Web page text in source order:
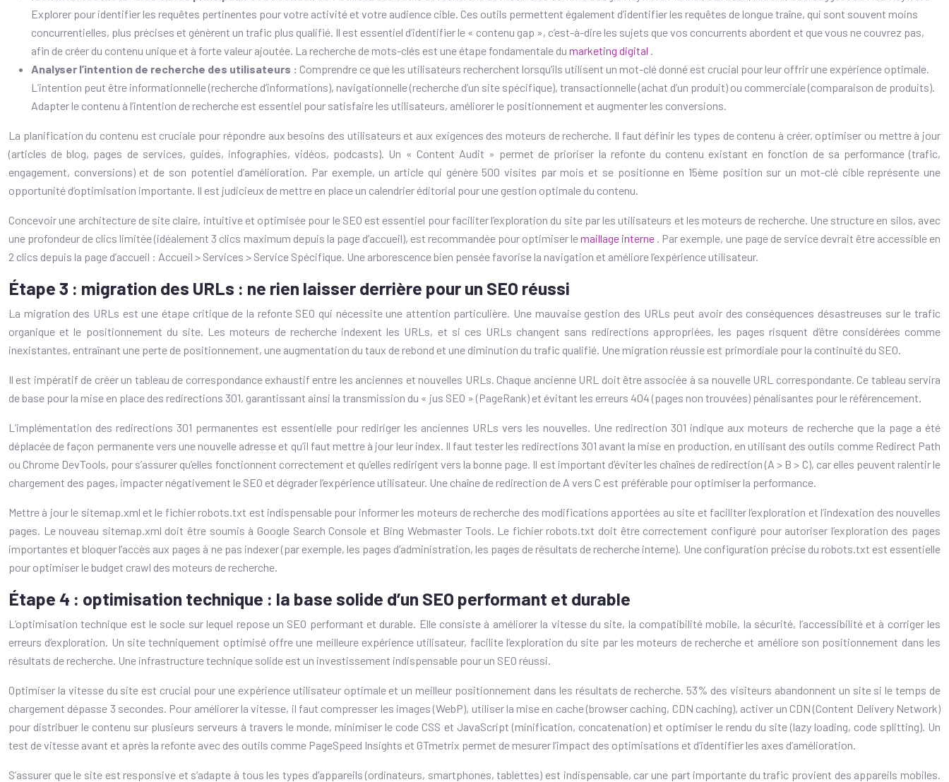
Explorer pour identifier les requêtes pertinentes pour votre activité et votre audience cible. Ces outils permettent également d’identifier les requêtes de longue traîne, qui sont souvent moins
concurrentielles, plus précises et génèrent un trafic plus qualifié. Il est essentiel d’identifier le « contenu gap », c’est-à-dire les sujets que vos concurrents abordent et que vous ne couvrez pas,
afin de créer du contenu unique et à forte valeur ajoutée. La recherche de mots-clés est une étape fondamentale du marketing digital .
Analyser l’intention de recherche des utilisateurs : Comprendre ce que les utilisateurs recherchent lorsqu’ils utilisent un mot-clé donné est crucial pour leur offrir une expérience optimale.
L’intention peut être informationnelle (recherche d’informations), navigationnelle (recherche d’un site spécifique), transactionnelle (achat d’un produit) ou commerciale (comparaison de produits).
Adapter le contenu à l’intention de recherche est essentiel pour satisfaire les utilisateurs, améliorer le positionnement et augmenter les conversions.
La planification du contenu est cruciale pour répondre aux besoins des utilisateurs et aux exigences des moteurs de recherche. Il faut définir les types de contenu à créer, optimiser ou mettre à jour
(articles de blog, pages de services, guides, infographies, vidéos, podcasts). Un « Content Audit » permet de prioriser la refonte du contenu existant en fonction de sa performance (trafic,
engagement, conversions) et de son potentiel d’amélioration. Par exemple, un article qui génère 500 visites par mois et se positionne en 15ème position sur un mot-clé cible représente une
opportunité d’optimisation importante. Il est judicieux de mettre en place un calendrier éditorial pour une gestion optimale du contenu.
Concevoir une architecture de site claire, intuitive et optimisée pour le SEO est essentiel pour faciliter l’exploration du site par les utilisateurs et les moteurs de recherche. Une structure en silos, avec
une profondeur de clics limitée (idéalement 3 clics maximum depuis la page d’accueil), est recommandée pour optimiser lemaillage interne . Par exemple, une page de service devrait être accessible en
2 clics depuis la page d’accueil : Accueil > Services > Service Spécifique. Une arborescence bien pensée favorise la navigation et améliore l’expérience utilisateur.
Étape 3 : migration des URLs : ne rien laisser derrière pour un SEO réussi
La migration des URLs est une étape critique de la refonte SEO qui nécessite une attention particulière. Une mauvaise gestion des URLs peut avoir des conséquences désastreuses sur le trafic
organique et le positionnement du site. Les moteurs de recherche indexent les URLs, et si ces URLs changent sans redirections appropriées, les pages risquent d’être considérées comme
inexistantes, entraînant une perte de positionnement, une augmentation du taux de rebond et une diminution du trafic qualifié. Une migration réussie est primordiale pour la continuité du SEO.
Il est impératif de créer un tableau de correspondance exhaustif entre les anciennes et nouvelles URLs. Chaque ancienne URL doit être associée à sa nouvelle URL correspondante. Ce tableau servira
de base pour la mise en place des redirections 301, garantissant ainsi la transmission du « jus SEO » (PageRank) et évitant les erreurs 404 (pages non trouvées) pénalisantes pour le référencement.
L’implémentation des redirections 301 permanentes est essentielle pour rediriger les anciennes URLs vers les nouvelles. Une redirection 301 indique aux moteurs de recherche que la page a été
déplacée de façon permanente vers une nouvelle adresse et qu’il faut mettre à jour leur index. Il faut tester les redirections 301 avant la mise en production, en utilisant des outils comme Redirect Path
ou Chrome DevTools, pour s’assurer qu’elles fonctionnent correctement et qu’elles redirigent vers la bonne page. Il est important d’éviter les chaînes de redirection (A > B > C), car elles peuvent ralentir le
chargement des pages, impacter négativement le SEO et dégrader l’expérience utilisateur. Une chaîne de redirection de A vers C est préférable pour optimiser la performance.
Mettre à jour le sitemap.xml et le fichier robots.txt est indispensable pour informer les moteurs de recherche des modifications apportées au site et faciliter l’exploration et l’indexation des nouvelles
pages. Le nouveau sitemap.xml doit être soumis à Google Search Console et Bing Webmaster Tools. Le fichier robots.txt doit être correctement configuré pour autoriser l’exploration des pages
importantes et bloquer l’accès aux pages à ne pas indexer (par exemple, les pages d’administration, les pages de résultats de recherche interne). Une configuration précise du robots.txt est essentielle
pour optimiser le budget crawl des moteurs de recherche.
Étape 4 : optimisation technique : la base solide d’un SEO performant et durable
L’optimisation technique est le socle sur lequel repose un SEO performant et durable. Elle consiste à améliorer la vitesse du site, la compatibilité mobile, la sécurité, l’accessibilité et à corriger les
erreurs d’exploration. Un site techniquement optimisé offre une meilleure expérience utilisateur, facilite l’exploration du site par les moteurs de recherche et améliore son positionnement dans les
résultats de recherche. Une infrastructure technique solide est un investissement indispensable pour un SEO réussi.
Optimiser la vitesse du site est crucial pour une expérience utilisateur optimale et un meilleur positionnement dans les résultats de recherche. 53% des visiteurs abandonnent un site si le temps de
chargement dépasse 3 secondes. Pour améliorer la vitesse, il faut compresser les images (WebP), utiliser la mise en cache (browser caching, CDN caching), activer un CDN (Content Delivery Network)
pour distribuer le contenu sur plusieurs serveurs à travers le monde, minimiser le code CSS et JavaScript (minification, concatenation) et optimiser le rendu du site (lazy loading, code splitting). Un
test de vitesse avant et après la refonte avec des outils comme PageSpeed Insights et GTmetrix permet de mesurer l’impact des optimisations et d’identifier les axes d’amélioration.
S’assurer que le site est responsive et s’adapte à tous les types d’appareils (ordinateurs, smartphones, tablettes) est indispensable, car une part importante du trafic provient des appareils mobiles.